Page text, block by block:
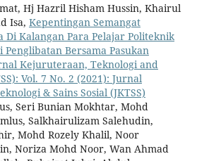
Hj Hazril Hisham Hussin, Khairul
Isa, Kepentingan Semangat
Di Kalangan Para Pelajar Politeknik
Bersama Pasukan
Kejuruteraan, Teknologi and
Vol. 7 No. 2 (2021): Jurnal
& Sains Sosial (JKTSS)
Seri Bunian Mokhtar, Mohd
Salkhairulizam Salehudin,
Mohd Rozely Khalil, Noor
Noriza Mohd Noor, Wan Ahmad